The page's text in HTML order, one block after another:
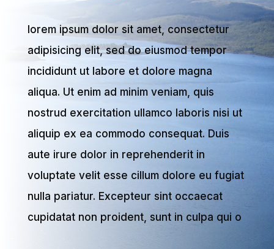
lorem ipsum dolor sit amet, consectetur
adipisicing elit, sed do eiusmod tempor
incididunt ut labore et dolore magna
aliqua. Ut enim ad minim veniam, quis
nostrud exercitation ullamco laboris nisi ut
aliquip ex ea commodo consequat. Duis
aute irure dolor in reprehenderit in
voluptate velit esse cillum dolore eu fugiat
nulla pariatur. Excepteur sint occaecat
cupidatat non proident, sunt in culpa qui o